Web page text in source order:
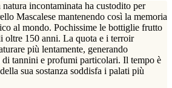
incontaminata ha custodito per
Mascalese mantenendo così la memoria
al mondo. Pochissime le bottiglie frutto
oltre 150 anni. La quota e i terroir
più lentamente, generando
di tannini e profumi particolari. Il tempo è
sua sostanza soddisfa i palati più